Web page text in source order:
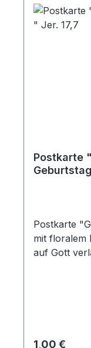
Postkarte
Postkarte
mit floralem
auf Gott
Regulärer
1,00 €